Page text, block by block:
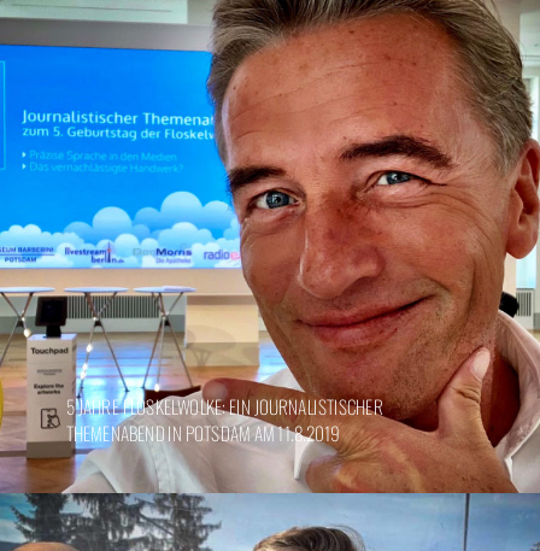
5 JAHRE FLOSKELWOLKE: EIN JOURNALISTISCHER
THEMENABEND IN POTSDAM AM 11.8.2019